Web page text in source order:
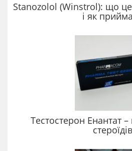
Stanozolol (Winstrol): що
і як
Тестостерон Енантат
стероїдів